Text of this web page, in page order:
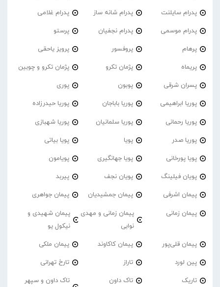
پدرام‌ سایلنت پدرام شانه ساز پدرام غلامی
پدرام موسمی پدرام نجفیان پرستو
پرهام پروفسور پرویز یاحقی
پریماه پژمان تکرو پژمان تکرو و چوبین
پسران شرقی پوبون پوری
پوریا ابراهیمی پوریا باباجان پوریا حیدرزاده
پوریا رحمانی پوریا سلمانیان پوریا شهبازی
پوریا صدر پویا پویا بیاتی
پویا پورخانی پویا جهانگیری پویامون
پویان فیلینگ پویان نجف پیربد
پیمان اشرفی پیمان جمشیدیان پیمان جواهری
پیمان زمانی
پیمان زمانی و مهدی
نوابی
پیمان شهیدی و
نیکول یو
پیمان قلی‌پور پیمان کاکاوند پیمان ملکی
پین لورد تاراز تارخ تهرانی
تاریک تاک داون
تاک داون و سپهر